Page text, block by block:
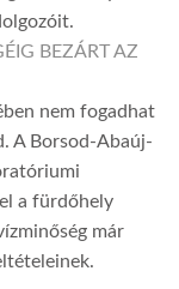
BEZÁRT AZ
nem fogadhat
A Borsod-Abaúj-
a fürdőhely
már